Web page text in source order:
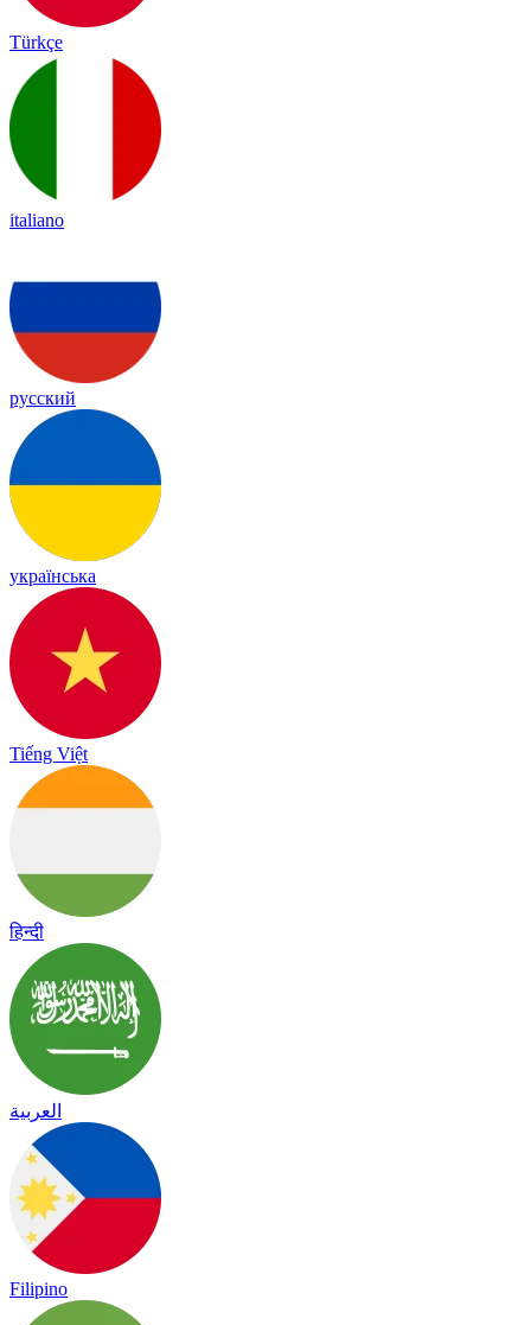
Türkçe
italiano
русский
українська
Tiếng Việt
हिन्दी
العربية
Filipino